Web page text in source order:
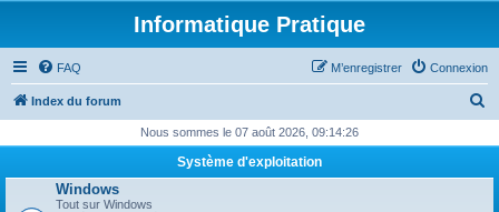
Informatique Pratique
FAQ Connexion
M’enregistrer
Index du forum
h
Nous sommes le 07 août 2026, 09:14:26
Système d'exploitation
Windows
Tout sur Windows